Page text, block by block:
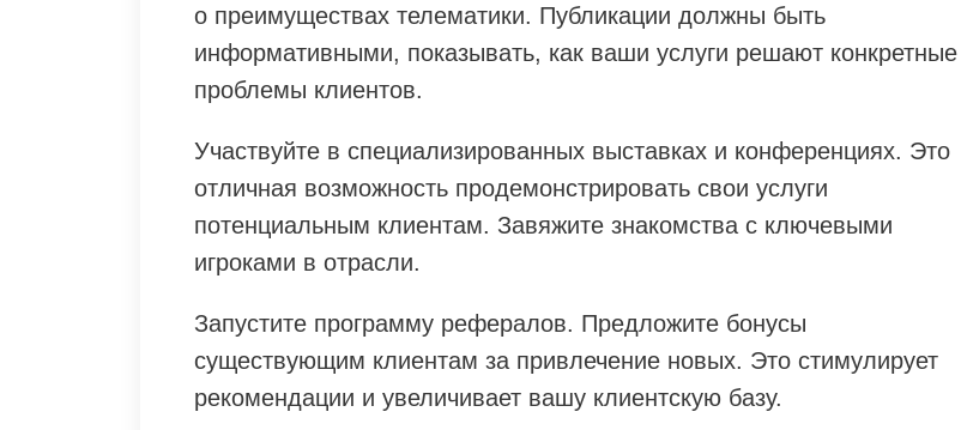
о преимуществах телематики. Публикации должны быть
информативными, показывать, как ваши услуги решают конкретные
проблемы клиентов.
Участвуйте в специализированных выставках и конференциях. Это
отличная возможность продемонстрировать свои услуги
потенциальным клиентам. Завяжите знакомства с ключевыми
игроками в отрасли.
Запустите программу рефералов. Предложите бонусы
существующим клиентам за привлечение новых. Это стимулирует
рекомендации и увеличивает вашу клиентскую базу.